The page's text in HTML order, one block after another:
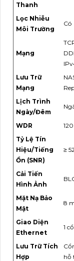
Thanh
Lọc Nhiễu
Môi Trường
Có
Mạng
Lưu Trữ
Mạng
Lịch Trình
Ngày/Đêm
WDR
Tỷ Lệ Tín
Hiệu/Tiếng
Ồn (SNR)
≥
Cải Tiến
Hình Ảnh
Mặt Nạ Bảo
Mật
8
Giao Diện
Ethernet
1
Lưu Trữ Tích
Hợp
hỗ